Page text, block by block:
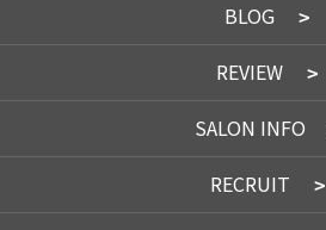
BLOG
REVIEW
SALON INFO
RECRUIT